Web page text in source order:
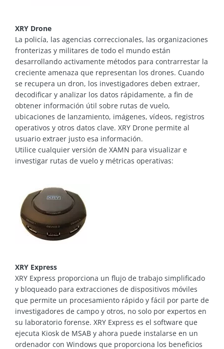
XRY Drone
La policía, las agencias correccionales, las organizaciones
fronterizas y militares de todo el mundo están
desarrollando activamente métodos para contrarrestar la
creciente amenaza que representan los drones. Cuando
se recupera un dron, los investigadores deben extraer,
decodificar y analizar los datos rápidamente, a fin de
obtener información útil sobre rutas de vuelo,
ubicaciones de lanzamiento, imágenes, vídeos, registros
operativos y otros datos clave. XRY Drone permite al
usuario extraer justo esa información.
Utilice cualquier versión de XAMN para visualizar e
investigar rutas de vuelo y métricas operativas:
XRY Express
XRY Express proporciona un flujo de trabajo simplificado
y bloqueado para extracciones de dispositivos móviles
que permite un procesamiento rápido y fácil por parte de
investigadores de campo y otros, no solo por expertos en
su laboratorio forense. XRY Express es el software que
ejecuta Kiosk de MSAB y ahora puede instalarse en un
ordenador con Windows que proporciona los beneficios